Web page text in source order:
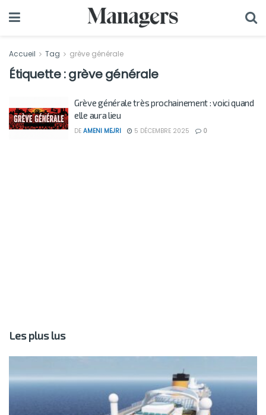
Accueil Tag grève générale
Étiquette :grève générale
Grève générale très prochainement : voici quand
elle aura lieu
DE AMENI MEJRI 5 DÉCEMBRE 2025 0
Les plus lus